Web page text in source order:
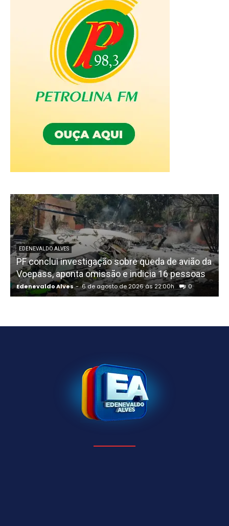
EDENEVALDO ALVES
PF conclui investigação sobre queda de avião da
Voepass, aponta omissão e indicia 16 pessoas
Edenevaldo Alves - 6 de agosto de 2026 às 22:00h 0